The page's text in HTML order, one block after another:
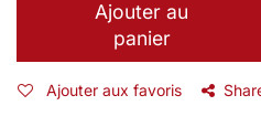
Ajouter au
panier
Ajouter aux favoris